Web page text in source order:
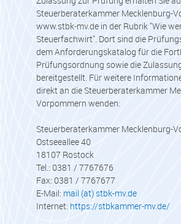
Steuerberaterkammer Mecklenburg-
www.stbk-mv.de in der Rubrik "Wie
Steuerfachwirt". Dort sind die
dem Anforderungskatalog für die
Prüfungsordnung sowie die
bereitgestellt. Für weitere
direkt an die Steuerberaterkammer
Vorpommern wenden:
Steuerberaterkammer Mecklenburg-
Ostseeallee 40
18107 Rostock
Tel.: 0381 / 7767676
Fax: 0381 / 7767677
E-Mail: mail (at) stbk-mv.de
Internet: https://stbkammer-mv.de/